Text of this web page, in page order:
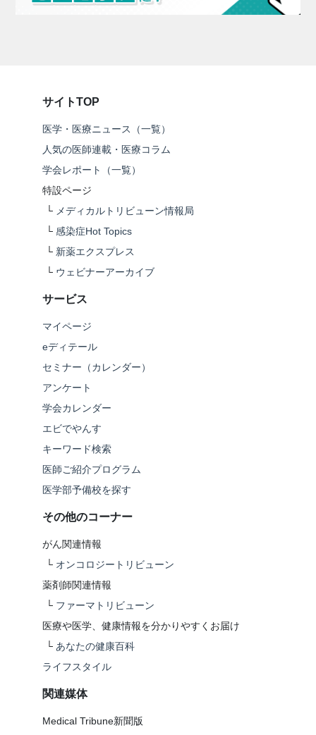
サイトTOP
医学・医療ニュース（一覧）
人気の医師連載・医療コラム
学会レポート（一覧）
特設ページ
└ メディカルトリビューン情報局
└ 感染症Hot Topics
└ 新薬エクスプレス
└ ウェビナーアーカイブ
サービス
マイページ
eディテール
セミナー（カレンダー）
アンケート
学会カレンダー
エビでやんす
キーワード検索
医師ご紹介プログラム
医学部予備校を探す
その他のコーナー
がん関連情報
└ オンコロジートリビューン
薬剤師関連情報
└ ファーマトリビューン
医療や医学、健康情報を分かりやすくお届け
└ あなたの健康百科
ライフスタイル
関連媒体
Medical Tribune新聞版